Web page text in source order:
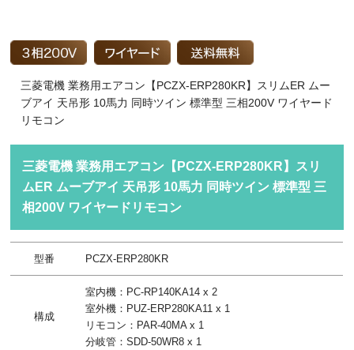
三菱電機 業務用エアコン【PCZX-ERP280KR】スリムER ムー
ブアイ 天吊形 10馬力 同時ツイン 標準型 三相200V ワイヤード
リモコン
三菱電機 業務用エアコン【PCZX-ERP280KR】スリ
ムER ムーブアイ 天吊形 10馬力 同時ツイン 標準型 三
相200V ワイヤードリモコン
型番 PCZX-ERP280KR
構成
室内機：PC-RP140KA14 x 2
室外機：PUZ-ERP280KA11 x 1
リモコン：PAR-40MA x 1
分岐管：SDD-50WR8 x 1